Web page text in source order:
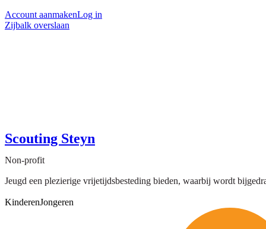
Account aanmakenLog in
Zijbalk overslaan
Scouting Steyn
Non-profit
Jeugd een plezierige vrijetijdsbesteding bieden, waarbij wordt
KinderenJongeren